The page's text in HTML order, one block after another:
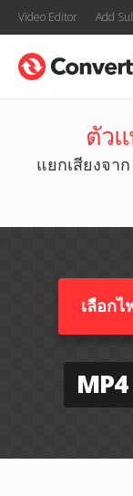
Video Editor Add
ตัวแ
แยกเสียงจา
เลือกไ
MP4